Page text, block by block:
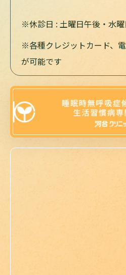
※休診日 : 土曜日午後・水
※各種クレジットカード、
が可能です